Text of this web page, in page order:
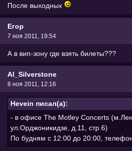
После выходных
Егор
7 ноя 2011, 19:54
А в вип-зону где взять билеты???
Al_Silverstone
8 ноя 2011, 12:16
Hevein писал(а):
- в офисе The Motley Concerts
ул.Орджоникидзе, д.11, стр.6)
По будням с 12:00 до 20:00,